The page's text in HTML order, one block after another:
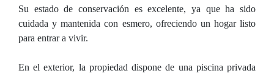
Su estado de conservación es excelente, ya que ha sido
cuidada y mantenida con esmero, ofreciendo un hogar listo
para entrar a vivir.
En el exterior, la propiedad dispone de una piscina privada